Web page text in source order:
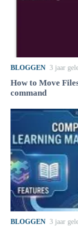
BLOGGEN 3 jaar
How to Move
command
BLOGGEN 3 jaar